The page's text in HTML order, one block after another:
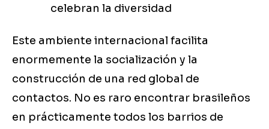
celebran la diversidad
Este ambiente internacional facilita
enormemente la socialización y la
construcción de una red global de
contactos. No es raro encontrar brasileños
en prácticamente todos los barrios de